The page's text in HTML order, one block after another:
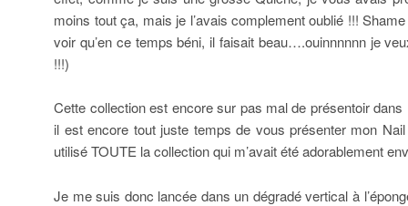
moins tout ça, mais je l’avais complement oublié !!!
voir qu’en ce temps béni, il faisait beau….ouinnnnnn je
!!!)
Cette collection est encore sur pas mal de présentoir
il est encore tout juste temps de vous présenter mon
utilisé TOUTE la collection qui m’avait été adorablement
Je me suis donc lancée dans un dégradé vertical à